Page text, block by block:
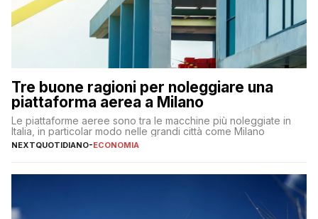
Tre buone ragioni per noleggiare una
piattaforma aerea a Milano
Le piattaforme aeree sono tra le macchine più noleggiate in
Italia, in particolar modo nelle grandi città come Milano
NEXTQUOTIDIANO-ECONOMIA